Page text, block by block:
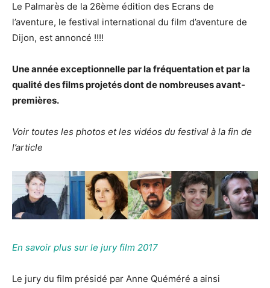
Le Palmarès de la 26ème édition des Ecrans de
l’aventure, le festival international du film d’aventure de
Dijon, est annoncé !!!!
Une année exceptionnelle par la fréquentation et par la
qualité des films projetés dont de nombreuses avant-
premières.
Voir toutes les photos et les vidéos du festival à la fin de
l’article
En savoir plus sur le jury film 2017
Le jury du film présidé par Anne Quéméré a ainsi